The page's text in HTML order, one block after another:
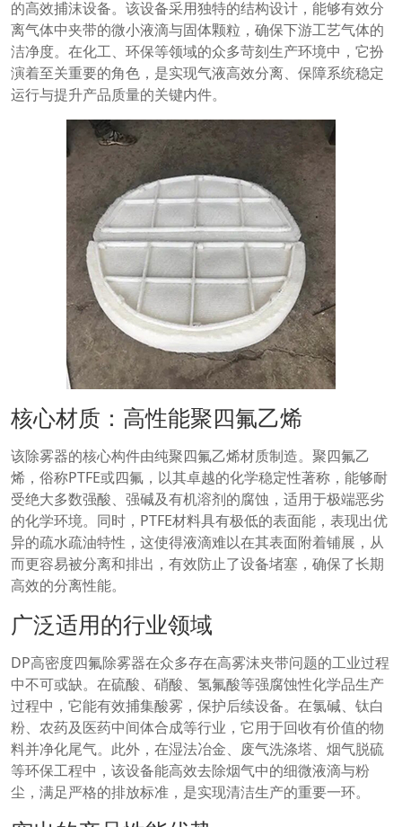
的高效捕沫设备。该设备采用独特的结构设计，能够有效分
离气体中夹带的微小液滴与固体颗粒，确保下游工艺气体的
洁净度。在化工、环保等领域的众多苛刻生产环境中，它扮
演着至关重要的角色，是实现气液高效分离、保障系统稳定
运行与提升产品质量的关键内件。
核心材质：高性能聚四氟乙烯
该除雾器的核心构件由纯聚四氟乙烯材质制造。聚四氟乙
烯，俗称PTFE或四氟，以其卓越的化学稳定性著称，能够耐
受绝大多数强酸、强碱及有机溶剂的腐蚀，适用于极端恶劣
的化学环境。同时，PTFE材料具有极低的表面能，表现出优
异的疏水疏油特性，这使得液滴难以在其表面附着铺展，从
而更容易被分离和排出，有效防止了设备堵塞，确保了长期
高效的分离性能。
广泛适用的行业领域
DP高密度四氟除雾器在众多存在高雾沫夹带问题的工业过程
中不可或缺。在硫酸、硝酸、氢氟酸等强腐蚀性化学品生产
过程中，它能有效捕集酸雾，保护后续设备。在氯碱、钛白
粉、农药及医药中间体合成等行业，它用于回收有价值的物
料并净化尾气。此外，在湿法冶金、废气洗涤塔、烟气脱硫
等环保工程中，该设备能高效去除烟气中的细微液滴与粉
尘，满足严格的排放标准，是实现清洁生产的重要一环。